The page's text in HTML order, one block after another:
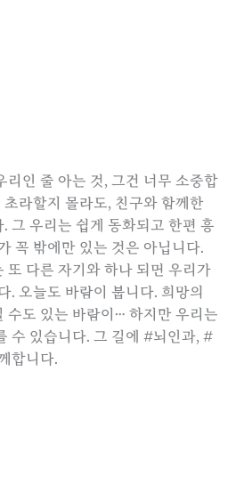
리인 줄 아는 것, 그건 너무 소중합
초라할지 몰라도, 친구와 함께한
그 우리는 쉽게 동화되고 한편 흥
꼭 밖에만 있는 것은 아닙니다.
또 다른 자기와 하나 되면 우리가
. 오늘도 바람이 붑니다. 희망의
수도 있는 바람이… 하지만 우리는
수 있습니다. 그 길에 #뇌인과, #
합니다.